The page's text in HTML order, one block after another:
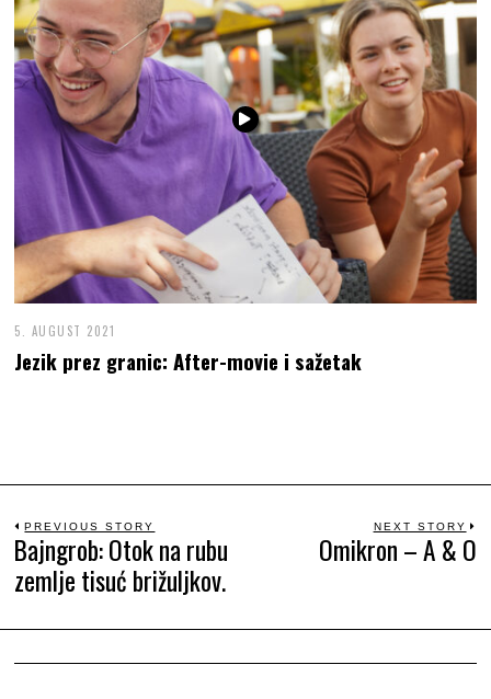
5. AUGUST 2021
Jezik prez granic: After-movie i sažetak
Beitrags-
Navigation
PREVIOUS STORY
Previous
post:
Bajngrob: Otok na rubu
zemlje tisuć brižuljkov.
NEXT STORY
Omikron – A & O